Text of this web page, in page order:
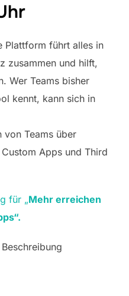
Plattform führt alles in
zusammen und hilft,
Wer Teams bisher
kennt, kann sich in
von Teams über
Apps und Third
für „Mehr erreichen